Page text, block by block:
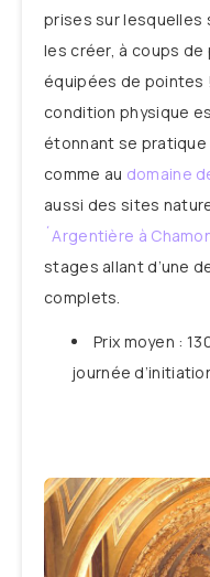
prises sur lesquelles
les créer, à coups
équipées de pointes
condition physique
étonnant se
comme au domaine
aussi des sites
´Argentière à
stages allant d’une
complets.
Prix moyen :
journée